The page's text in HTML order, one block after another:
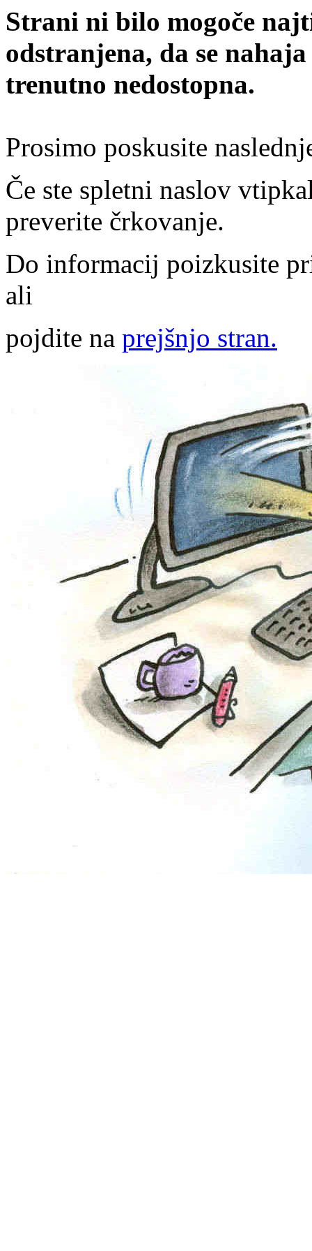
Strani ni bilo mogoče
odstranjena, da se
trenutno nedostopna.
Prosimo poskusite
Če ste spletni naslov
preverite črkovanje.
Do informacij poizkusite
ali
pojdite na prejšnjo stran.